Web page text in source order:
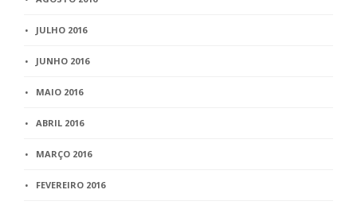
JULHO 2016
JUNHO 2016
MAIO 2016
ABRIL 2016
MARÇO 2016
FEVEREIRO 2016